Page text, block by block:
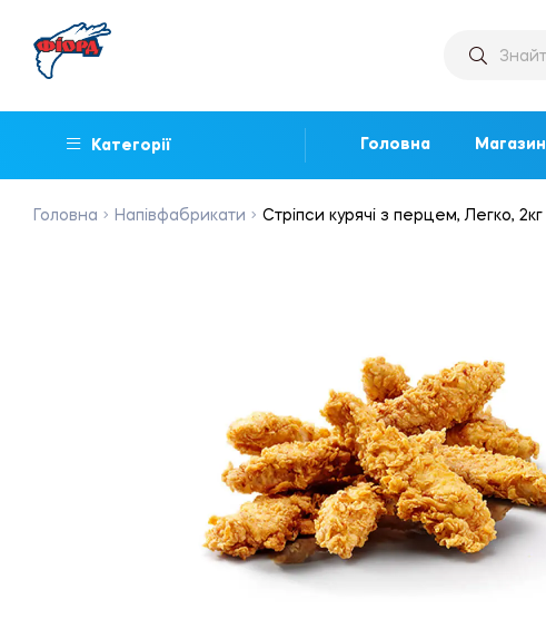
Категорії Головна Магазин
Головна Напівфабрикати Стріпси курячі з перцем, Легко, 2кг